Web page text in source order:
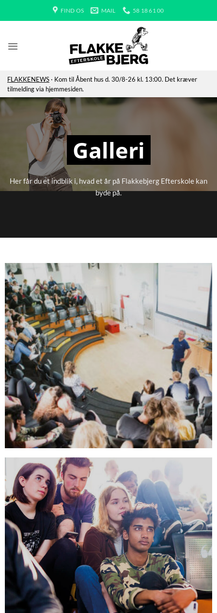
FIND OS MAIL 58 18 61 00
FLAKKENEWS · Kom til Åbent hus d. 30/8-26 kl. 13:00. Det kræver
tilmelding via hjemmesiden.
Galleri
Her får du et indblik i, hvad et år på Flakkebjerg Efterskole kan
byde på.